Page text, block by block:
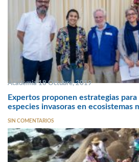
Academia 18 Octubre, 2019
Expertos proponen estrategias
especies invasoras en ecosistemas
SIN COMENTARIOS